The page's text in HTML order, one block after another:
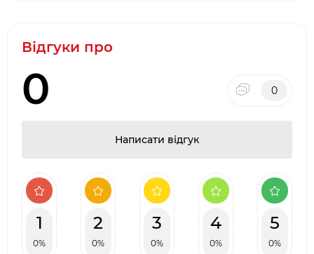
Відгуки про
0 0
Написати відгук
1
0%
2
0%
3
0%
4
0%
5
0%